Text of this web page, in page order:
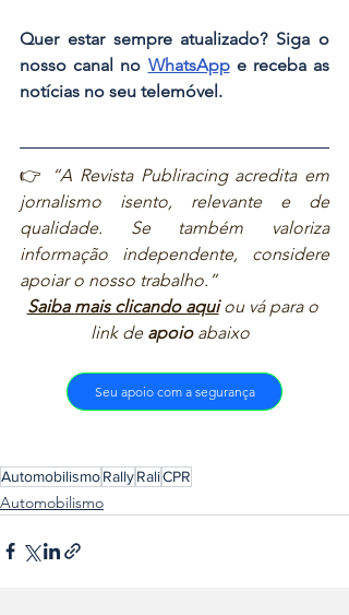
Quer estar sempre atualizado? Siga o
nosso canal no WhatsApp e receba as
notícias no seu telemóvel.
👉
“A Revista Publiracing acredita em
jornalismo isento, relevante e de
qualidade. Se também valoriza
informação independente, considere
apoiar o nosso trabalho.”
Saiba mais clicando aqui ou vá para o
link de apoio abaixo
Seu apoio com a segurança
AutomobilismoRallyRaliCPR
Automobilismo